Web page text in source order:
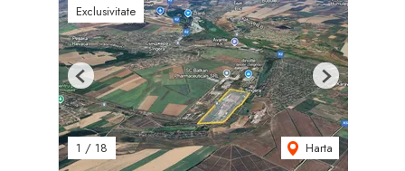
Exclusivitate
1 / 18 Harta
Previous Next